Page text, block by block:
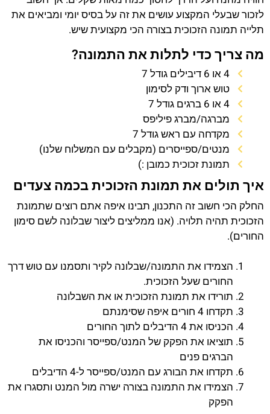
לזכור שבעלי המקצוע עושים את זה על בסיס יומי ומביאים את
תלייה תמונה הזכוכית בצורה הכי מקצועית שיש.
מה צריך כדי לתלות את התמונה?
4 או 6 דיבילים גודל 7
טוש ארוך ודק לסימון
4 או 6 ברגים גודל 7
מברגה/מברג פיליפס
מקדחה עם ראש גודל 7
מנטים/ספייסרים (מקבלים עם המשלוח שלנו)
תמונת זכוכית כמובן :)
איך תולים את תמונת הזכוכית בכמה צעדים
החלק הכי חשוב זה התכנון, תבינו איפה אתם רוצים שתמונת
הזכוכית תהיה תלויה. (אנו ממליצים ליצור שבלונה לשם סימון
החורים).
הצמידו את התמונה/שבלונה לקיר ותסמנו עם טוש דרך
החורים שעל הזכוכית.
תורידו את תמונת הזכוכית או את השבלונה
תקדחו 4 חורים איפה שסימנתם
הכניסו את 4 הדיבלים לתוך החורים
תוציאו את הפקק של המנט/ספייסר והכניסו את
הברגים פנים
תקדחו את הבורג עם המנט/ספייסר ל-4 הדיבלים
הצמידו את התמונה בצורה ישרה מול המנט ותסגרו את
הפקק